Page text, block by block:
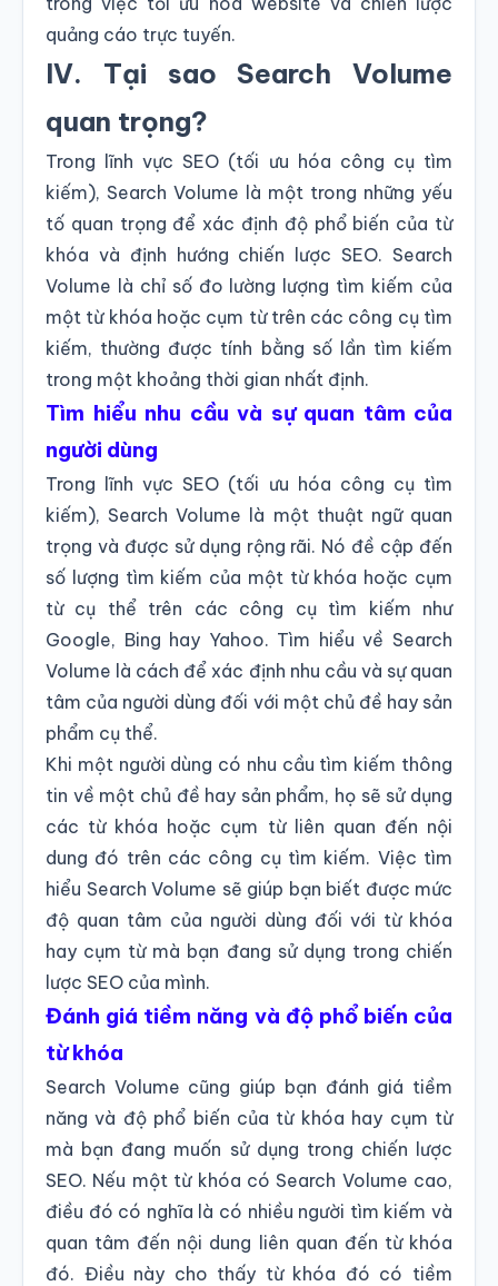
quảng cáo trực tuyến.
IV. Tại sao Search Volume
quan trọng?
Trong lĩnh vực SEO (tối ưu hóa công cụ tìm
kiếm), Search Volume là một trong những yếu
tố quan trọng để xác định độ phổ biến của từ
khóa và định hướng chiến lược SEO. Search
Volume là chỉ số đo lường lượng tìm kiếm của
một từ khóa hoặc cụm từ trên các công cụ tìm
kiếm, thường được tính bằng số lần tìm kiếm
trong một khoảng thời gian nhất định.
Tìm hiểu nhu cầu và sự quan tâm của
người dùng
Trong lĩnh vực SEO (tối ưu hóa công cụ tìm
kiếm), Search Volume là một thuật ngữ quan
trọng và được sử dụng rộng rãi. Nó đề cập đến
số lượng tìm kiếm của một từ khóa hoặc cụm
từ cụ thể trên các công cụ tìm kiếm như
Google, Bing hay Yahoo. Tìm hiểu về Search
Volume là cách để xác định nhu cầu và sự quan
tâm của người dùng đối với một chủ đề hay sản
phẩm cụ thể.
Khi một người dùng có nhu cầu tìm kiếm thông
tin về một chủ đề hay sản phẩm, họ sẽ sử dụng
các từ khóa hoặc cụm từ liên quan đến nội
dung đó trên các công cụ tìm kiếm. Việc tìm
hiểu Search Volume sẽ giúp bạn biết được mức
độ quan tâm của người dùng đối với từ khóa
hay cụm từ mà bạn đang sử dụng trong chiến
lược SEO của mình.
Đánh giá tiềm năng và độ phổ biến của
từ khóa
Search Volume cũng giúp bạn đánh giá tiềm
năng và độ phổ biến của từ khóa hay cụm từ
mà bạn đang muốn sử dụng trong chiến lược
SEO. Nếu một từ khóa có Search Volume cao,
điều đó có nghĩa là có nhiều người tìm kiếm và
quan tâm đến nội dung liên quan đến từ khóa
đó. Điều này cho thấy từ khóa đó có tiềm